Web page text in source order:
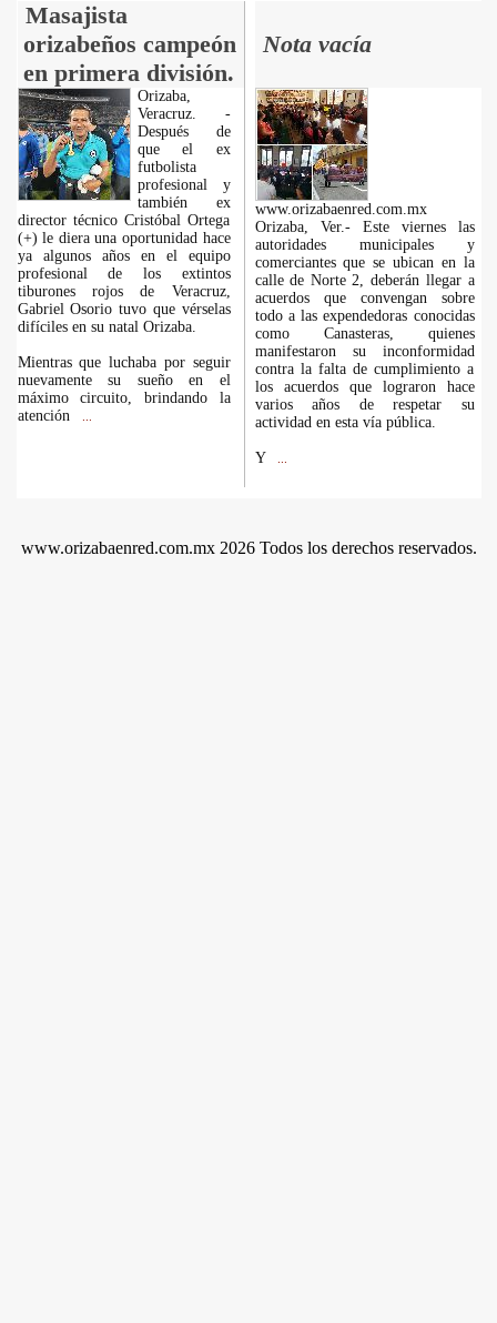
Masajista
orizabeños campeón
en primera división.
Nota vacía
Orizaba,
Veracruz. -
Después de
que el ex
futbolista
profesional y
también ex
director técnico Cristóbal Ortega
(+) le diera una oportunidad hace
ya algunos años en el equipo
profesional de los extintos
tiburones rojos de Veracruz,
Gabriel Osorio tuvo que vérselas
difíciles en su natal Orizaba.
Mientras que luchaba por seguir
nuevamente su sueño en el
máximo circuito, brindando la
atención
www.orizabaenred.com.mx
Orizaba, Ver.- Este viernes las
autoridades municipales y
comerciantes que se ubican en la
calle de Norte 2, deberán llegar a
acuerdos que convengan sobre
todo a las expendedoras conocidas
como Canasteras, quienes
manifestaron su inconformidad
contra la falta de cumplimiento a
los acuerdos que lograron hace
varios años de respetar su
actividad en esta vía pública.
Y
www.orizabaenred.com.mx 2026 Todos los derechos reservados.